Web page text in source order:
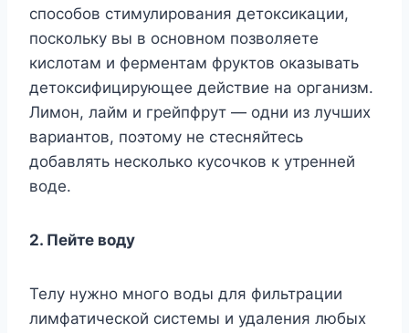
способов стимулирования детоксикации,
поскольку вы в основном позволяете
кислотам и ферментам фруктов оказывать
детоксифицирующее действие на организм.
Лимон, лайм и грейпфрут — одни из лучших
вариантов, поэтому не стесняйтесь
добавлять несколько кусочков к утренней
воде.
2. Пейте воду
Телу нужно много воды для фильтрации
лимфатической системы и удаления любых